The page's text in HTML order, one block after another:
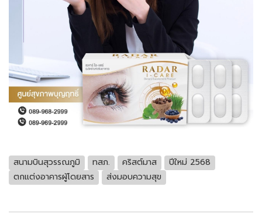
สนามบินสุวรรณภูมิ ทสภ. คริสต์มาส
ปีใหม่ 2568
ตกแต่งอาคารผู้โดยสาร
ส่งมอบความสุข